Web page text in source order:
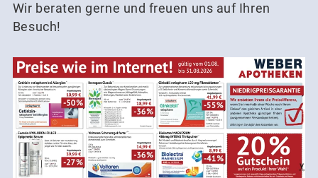
Wir beraten gerne und freuen uns auf Ihren
Besuch!